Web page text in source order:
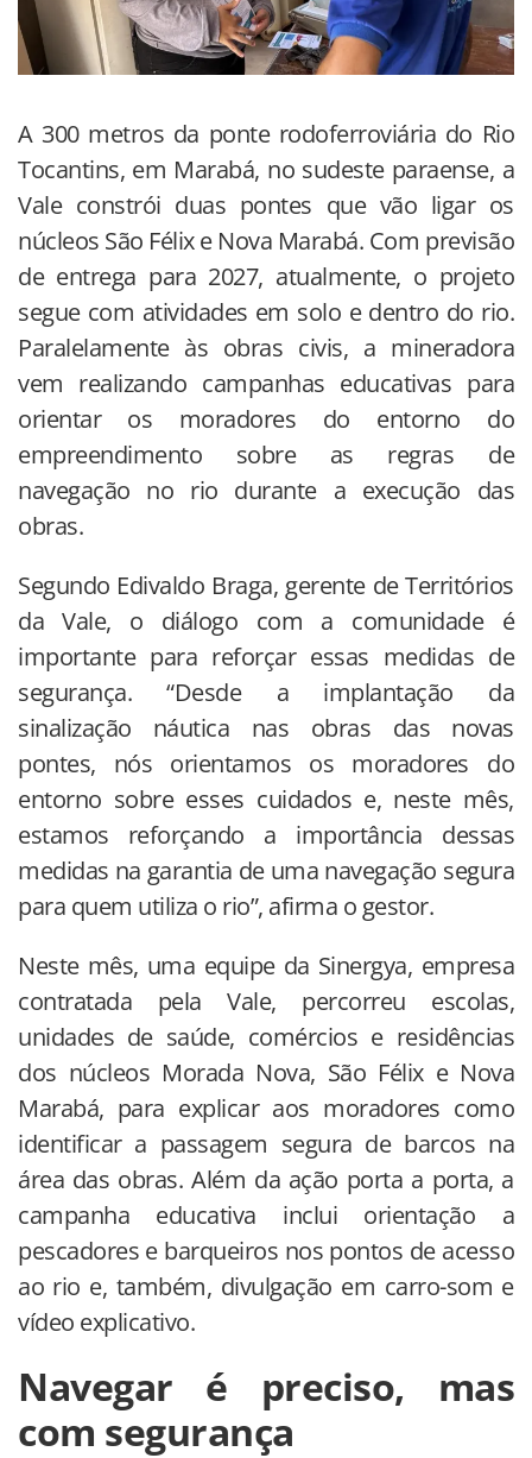
A 300 metros da ponte rodoferroviária do Rio
Tocantins, em Marabá, no sudeste paraense, a
Vale constrói duas pontes que vão ligar os
núcleos São Félix e Nova Marabá. Com previsão
de entrega para 2027, atualmente, o projeto
segue com atividades em solo e dentro do rio.
Paralelamente às obras civis, a mineradora
vem realizando campanhas educativas para
orientar os moradores do entorno do
empreendimento sobre as regras de
navegação no rio durante a execução das
obras.
Segundo Edivaldo Braga, gerente de Territórios
da Vale, o diálogo com a comunidade é
importante para reforçar essas medidas de
segurança. “Desde a implantação da
sinalização náutica nas obras das novas
pontes, nós orientamos os moradores do
entorno sobre esses cuidados e, neste mês,
estamos reforçando a importância dessas
medidas na garantia de uma navegação segura
para quem utiliza o rio”, afirma o gestor.
Neste mês, uma equipe da Sinergya, empresa
contratada pela Vale, percorreu escolas,
unidades de saúde, comércios e residências
dos núcleos Morada Nova, São Félix e Nova
Marabá, para explicar aos moradores como
identificar a passagem segura de barcos na
área das obras. Além da ação porta a porta, a
campanha educativa inclui orientação a
pescadores e barqueiros nos pontos de acesso
ao rio e, também, divulgação em carro-som e
vídeo explicativo.
Navegar é preciso, mas
com segurança